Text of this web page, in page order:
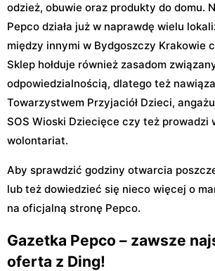
odzież, obuwie oraz produkty do domu.
Pepco działa już w naprawdę wielu
między innymi w Bydgoszczy Krakowie
Sklep hołduje również zasadom
odpowiedzialnością, dlatego też
Towarzystwem Przyjaciół Dzieci,
SOS Wioski Dziecięce czy też prowadzi
wolontariat.
Aby sprawdzić godziny otwarcia
lub też dowiedzieć się nieco więcej o
na oficjalną stronę Pepco.
Gazetka Pepco – zawsze
oferta z Ding!